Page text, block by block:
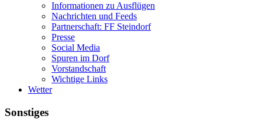
Informationen zu Ausflügen
Nachrichten und Feeds
Partnerschaft: FF Steindorf
Presse
Social Media
Spuren im Dorf
Vorstandschaft
Wichtige Links
Wetter
Sonstiges